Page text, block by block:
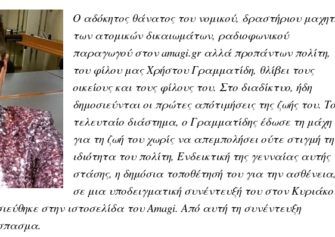
Ο αδόκητος θάνατος του νομικού, δραστήριου
των ατομικών δικαιωμάτων, ραδιοφωνικού
παραγωγού στον amagi.gr αλλά προπάντων πολίτη,
του φίλου μας Χρήστου Γραμματίδη, θλίβει τους
οικείους και τους φίλους του. Στο διαδίκτυο, ήδη
δημοσιεύνται οι πρώτες απότιμήσεις της ζωής του. Το
τελευταίο διάστημα, ο Γραμματίδης έδωσε τη μάχη
για τη ζωή του χωρίς να απεμπολήσει ούτε στιγμή
ιδιότητα του πολίτη, Ενδεικτική της γενναίας αυτής
στάσης, η δημόσια τοποθέτησή του για την ασθένεια,
σε μια υποδειγματική συνέντευξή του στον Κυριάκο
στην ιστοσελίδα του Amagi. Από αυτή τη συνέντευξη